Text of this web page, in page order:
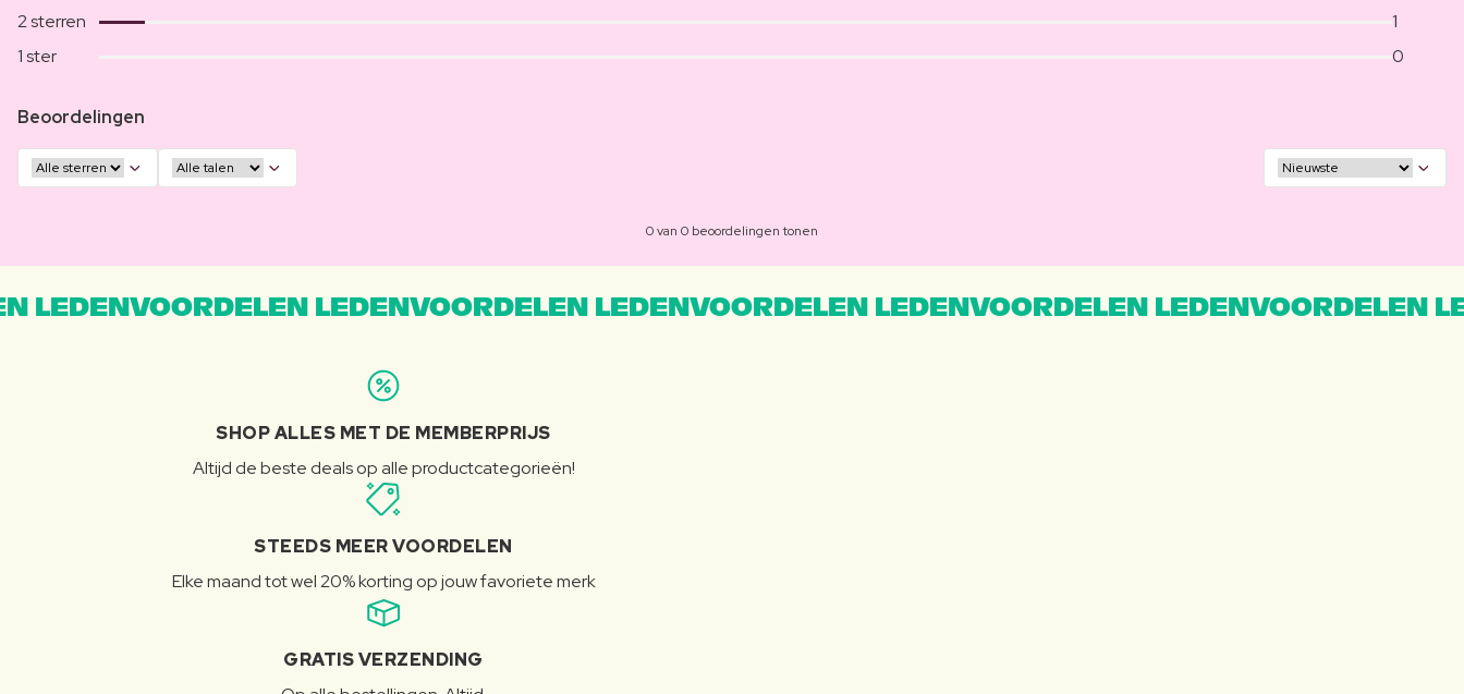
2 sterren
1
1 ster
0
Beoordelingen
0 van 0 beoordelingen tonen
LEDENVOORDELEN LEDENVOORDELEN LEDENVOORDELEN LEDENVOORDELEN
SHOP ALLES MET DE MEMBERPRIJS
Altijd de beste deals op alle productcategorieën!
STEEDS MEER VOORDELEN
Elke maand tot wel 20% korting op jouw favoriete merk
GRATIS VERZENDING